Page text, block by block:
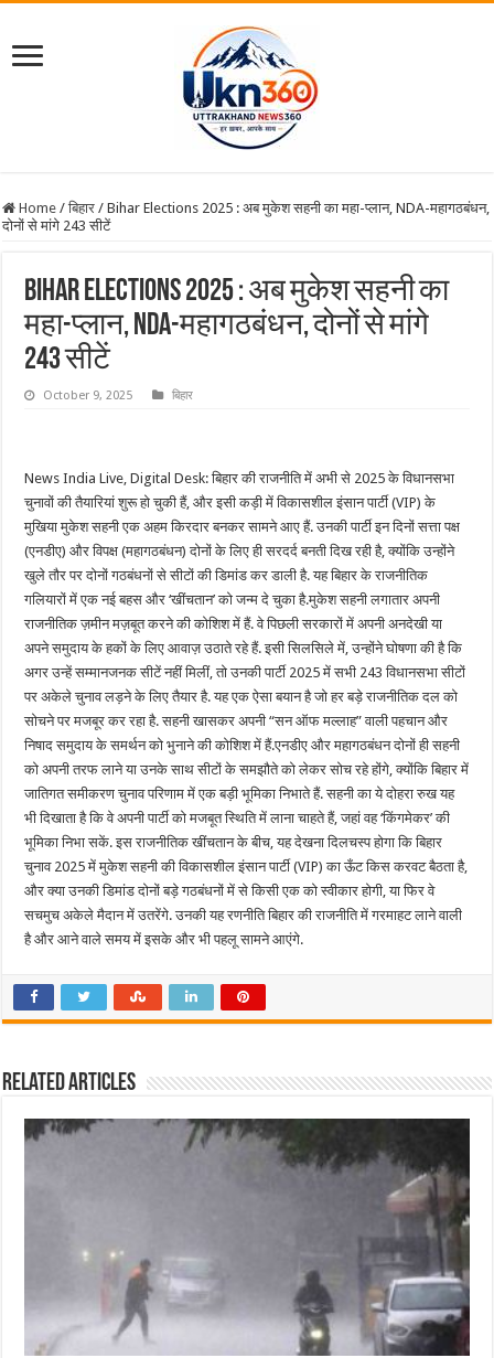
Home / बिहार / Bihar Elections 2025 : अब मुकेश सहनी का महा-प्लान, NDA-महागठबंधन,
दोनों से मांगे 243 सीटें
Bihar Elections 2025 : अब मुकेश सहनी का
महा-प्लान, NDA-महागठबंधन, दोनों से मांगे
243 सीटें
October 9, 2025 बिहार
News India Live, Digital Desk: बिहार की राजनीति में अभी से 2025 के विधानसभा
चुनावों की तैयारियां शुरू हो चुकी हैं, और इसी कड़ी में विकासशील इंसान पार्टी (VIP) के
मुखिया मुकेश सहनी एक अहम किरदार बनकर सामने आए हैं. उनकी पार्टी इन दिनों सत्ता पक्ष
(एनडीए) और विपक्ष (महागठबंधन) दोनों के लिए ही सरदर्द बनती दिख रही है, क्योंकि उन्होंने
खुले तौर पर दोनों गठबंधनों से सीटों की डिमांड कर डाली है. यह बिहार के राजनीतिक
गलियारों में एक नई बहस और ‘खींचतान’ को जन्म दे चुका है.मुकेश सहनी लगातार अपनी
राजनीतिक ज़मीन मज़बूत करने की कोशिश में हैं. वे पिछली सरकारों में अपनी अनदेखी या
अपने समुदाय के हकों के लिए आवाज़ उठाते रहे हैं. इसी सिलसिले में, उन्होंने घोषणा की है कि
अगर उन्हें सम्मानजनक सीटें नहीं मिलीं, तो उनकी पार्टी 2025 में सभी 243 विधानसभा सीटों
पर अकेले चुनाव लड़ने के लिए तैयार है. यह एक ऐसा बयान है जो हर बड़े राजनीतिक दल को
सोचने पर मजबूर कर रहा है. सहनी खासकर अपनी “सन ऑफ मल्लाह” वाली पहचान और
निषाद समुदाय के समर्थन को भुनाने की कोशिश में हैं.एनडीए और महागठबंधन दोनों ही सहनी
को अपनी तरफ लाने या उनके साथ सीटों के समझौते को लेकर सोच रहे होंगे, क्योंकि बिहार में
जातिगत समीकरण चुनाव परिणाम में एक बड़ी भूमिका निभाते हैं. सहनी का ये दोहरा रुख यह
भी दिखाता है कि वे अपनी पार्टी को मजबूत स्थिति में लाना चाहते हैं, जहां वह ‘किंगमेकर’ की
भूमिका निभा सकें. इस राजनीतिक खींचतान के बीच, यह देखना दिलचस्प होगा कि बिहार
चुनाव 2025 में मुकेश सहनी की विकासशील इंसान पार्टी (VIP) का ऊँट किस करवट बैठता है,
और क्या उनकी डिमांड दोनों बड़े गठबंधनों में से किसी एक को स्वीकार होगी, या फिर वे
सचमुच अकेले मैदान में उतरेंगे. उनकी यह रणनीति बिहार की राजनीति में गरमाहट लाने वाली
है और आने वाले समय में इसके और भी पहलू सामने आएंगे.
Related Articles